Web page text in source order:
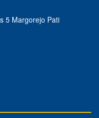
5 Margorejo Pati